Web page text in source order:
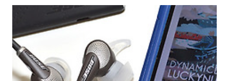
긴한 제품이 벨킨 hd블루투스 뮤직 리시버인데요. 직접 사용해보니 NFC
가 내장되어 있어서 손쉽게 태그 한번에 음악재생으로 연결되는 편의성
을 가지고 있네요. 집에서 갤럭시노트3로 음악을 조금 크게 듣고 싶을 때
스피커를 찾는 데, 블루투스 리시버가 있어서 편하게 연결하여 재생할 수
있습니다. 전방 10미터까지 무선음악 송수신이 가능하니 자유롭게 스마
트폰도 사용이 가..